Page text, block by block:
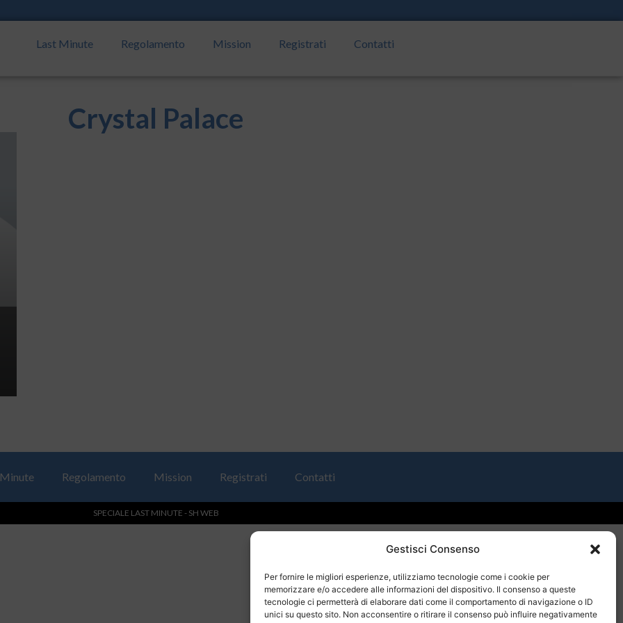
Gestisci Consenso
Per fornire le migliori esperienze, utilizziamo tecnologie come i cookie per
memorizzare e/o accedere alle informazioni del dispositivo. Il consenso a queste
tecnologie ci permetterà di elaborare dati come il comportamento di navigazione o ID
unici su questo sito. Non acconsentire o ritirare il consenso può influire negativamente
Last Minute Regolamento Mission Registrati Contatti
Crystal Palace
Regolamento Mission Registrati Contatti
SPECIALE LAST MINUTE - SH WEB